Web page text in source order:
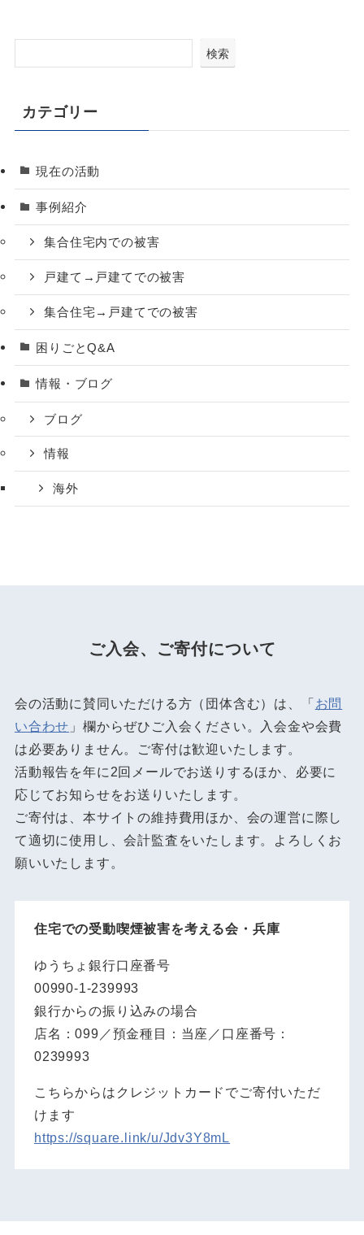
検索
カテゴリー
現在の活動
事例紹介
集合住宅内での被害
戸建て→戸建てでの被害
集合住宅→戸建てでの被害
困りごとQ&A
情報・ブログ
ブログ
情報
海外
ご入会、ご寄付について
会の活動に賛同いただける方（団体含む）は、「 お問
い合わせ 」欄からぜひご入会ください。入会金や会費
は必要ありません。ご寄付は歓迎いたします。
活動報告を年に2回メールでお送りするほか、必要に
応じてお知らせをお送りいたします。
ご寄付は、本サイトの維持費用ほか、会の運営に際し
て適切に使用し、会計監査をいたします。よろしくお
願いいたします。
住宅での受動喫煙被害を考える会・兵庫
ゆうちょ銀行口座番号
00990-1-239993
銀行からの振り込みの場合
店名：099／預金種目：当座／口座番号：
0239993
こちらからはクレジットカードでご寄付いただ
けます
https://square.link/u/Jdv3Y8mL